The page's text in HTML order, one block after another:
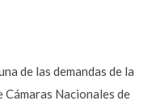
de las demandas de la
Nacionales de